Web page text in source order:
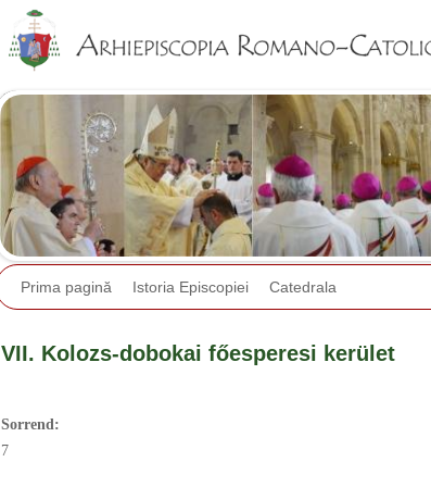
Prima pagină Istoria Episcopiei Catedrala
VII. Kolozs-dobokai főesperesi kerület
Sorrend:
7